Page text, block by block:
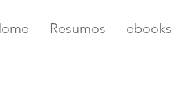
Resumos ebooks